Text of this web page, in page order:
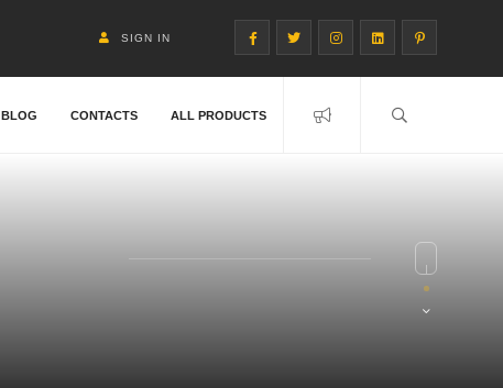
SIGN IN
BLOG CONTACTS ALL PRODUCTS